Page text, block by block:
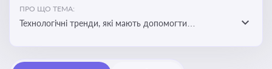
ПРО ЩО ТЕМА:
Технологічні тренди, які мають допомогти
ефективність і знизити витрати компаній